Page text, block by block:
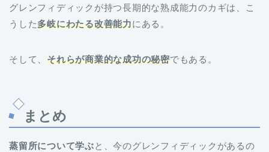
グレンフィディックが持つ長期的な熟成能力のカギは、こ
うした多岐にわたる改善能力にある。
そして、それらが商業的な成功の秘密でもある。
まとめ
蒸留所について学ぶと、今のグレンフィディックがあるの